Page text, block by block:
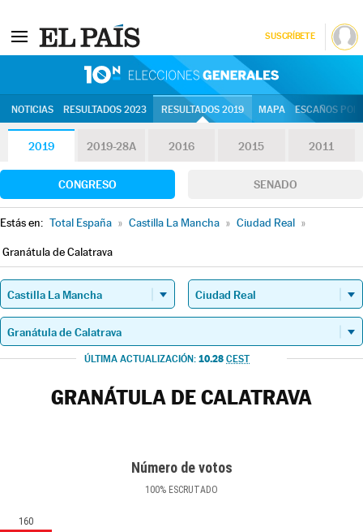
SUSCRÍBETE
NOTICIAS RESULTADOS 2023 RESULTADOS 2019 MAPA ESCAÑOS
2019 2019-28A 2016 2015 2011
CONGRESO SENADO
Estás en: Total España » Castilla La Mancha » Ciudad Real »
Granátula de Calatrava
ÚLTIMA ACTUALIZACIÓN: 10.28 CEST
GRANÁTULA DE CALATRAVA
Número de votos
100% ESCRUTADO
160